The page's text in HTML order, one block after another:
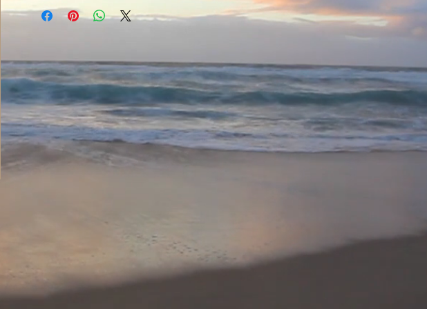
Gordon & MacPhail
Bottled 2024
39 Years old
Cask 1733
Refill Sherry Hogshead
Number of bottles 108
51.1% / 0,7L
Inhalt:
0.7 Liter (3.842,85€ / 1 Liter) inkl. MwSt.